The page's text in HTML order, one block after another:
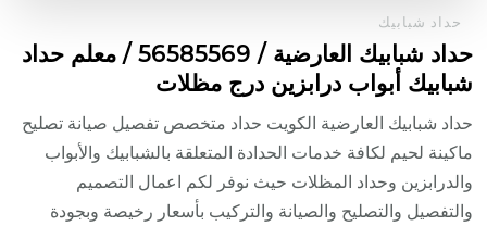
حداد شبابيك
حداد شبابيك العارضية / 56585569 / معلم حداد
شبابيك أبواب درابزين درج مظلات
حداد شبابيك العارضية الكويت حداد متخصص تفصيل صيانة تصليح
ماكينة لحيم لكافة خدمات الحدادة المتعلقة بالشبابيك والأبواب
والدرابزين وحداد المظلات حيث نوفر لكم اعمال التصميم
والتفصيل والتصليح والصيانة والتركيب بأسعار رخيصة وبجودة